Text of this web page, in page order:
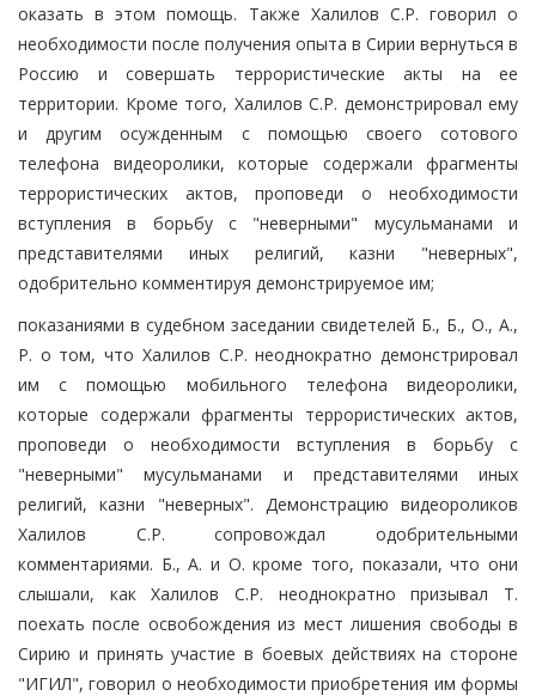
оказать в этом помощь. Также Халилов С.Р. говорил о
необходимости после получения опыта в Сирии вернуться в
Россию и совершать террористические акты на ее
территории. Кроме того, Халилов С.Р. демонстрировал ему
и другим осужденным с помощью своего сотового
телефона видеоролики, которые содержали фрагменты
террористических актов, проповеди о необходимости
вступления в борьбу с "неверными" мусульманами и
представителями иных религий, казни "неверных",
одобрительно комментируя демонстрируемое им;
показаниями в судебном заседании свидетелей Б., Б., О., А.,
Р. о том, что Халилов С.Р. неоднократно демонстрировал
им с помощью мобильного телефона видеоролики,
которые содержали фрагменты террористических актов,
проповеди о необходимости вступления в борьбу с
"неверными" мусульманами и представителями иных
религий, казни "неверных". Демонстрацию видеороликов
Халилов С.Р. сопровождал одобрительными
комментариями. Б., А. и О. кроме того, показали, что они
слышали, как Халилов С.Р. неоднократно призывал Т.
поехать после освобождения из мест лишения свободы в
Сирию и принять участие в боевых действиях на стороне
"ИГИЛ", говорил о необходимости приобретения им формы